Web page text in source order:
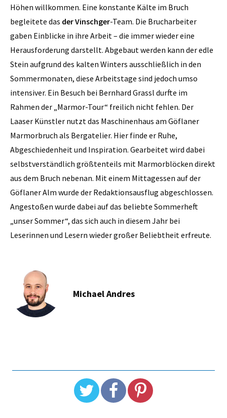
Höhen willkommen. Eine konstante Kälte im Bruch
begleitete das der Vinschger-Team. Die Brucharbeiter
gaben Einblicke in ihre Arbeit – die immer wieder eine
Herausforderung darstellt. Abgebaut werden kann der edle
Stein aufgrund des kalten Winters ausschließlich in den
Sommermonaten, diese Arbeitstage sind jedoch umso
intensiver. Ein Besuch bei Bernhard Grassl durfte im
Rahmen der „Marmor-Tour“ freilich nicht fehlen. Der
Laaser Künstler nutzt das Maschinenhaus am Göflaner
Marmorbruch als Bergatelier. Hier finde er Ruhe,
Abgeschiedenheit und Inspiration. Gearbeitet wird dabei
selbstverständlich größtenteils mit Marmorblöcken direkt
aus dem Bruch nebenan. Mit einem Mittagessen auf der
Göflaner Alm wurde der Redaktionsausflug abgeschlossen.
Angestoßen wurde dabei auf das beliebte Sommerheft
„unser Sommer“, das sich auch in diesem Jahr bei
Leserinnen und Lesern wieder großer Beliebtheit erfreute.
Michael Andres